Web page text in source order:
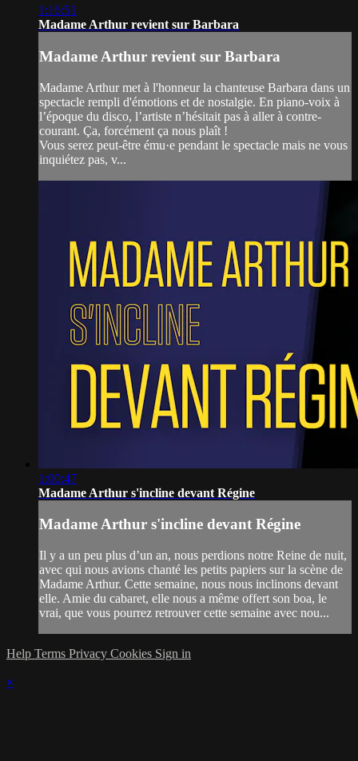
1:16:51
Madame Arthur revient sur Barbara
Madame Arthur revient sur Barbara
Madame Arthur met à l'honneur la chanteuse Barbara dans un
spectacle rempli d'émotions et de nostalgie. En piano-voix à
l’époque du disco, l’artiste n’hésitait pas à aller à contre-
courant. Ça, forcément ça nous plaît !
Vous serez peut-être ému·e pendant le spectacle mais ne vous
inquiétez pas, v...
1:00:47
Madame Arthur s'incline devant Régine
Madame Arthur s'incline devant Régine
Il y a un peu plus d’un an, nous perdions notre Reine de nuit,
avec qui nous avions chanté les petits papiers sur la scène de
Madame Arthur. Cette semaine, nous nous inclinons devant
elle. Amie du cabaret, elle nous a même offert son boa, le
vrai, que vous pourrez retrouver cette semaine avec nou...
Help Terms Privacy Cookies Sign in
×